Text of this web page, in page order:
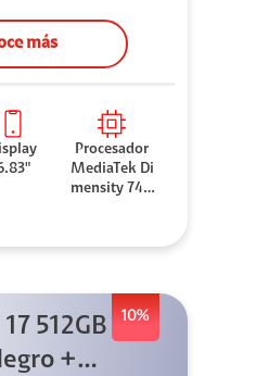
más
Procesador
MediaTek Di
mensity 740
10%
512GB
+